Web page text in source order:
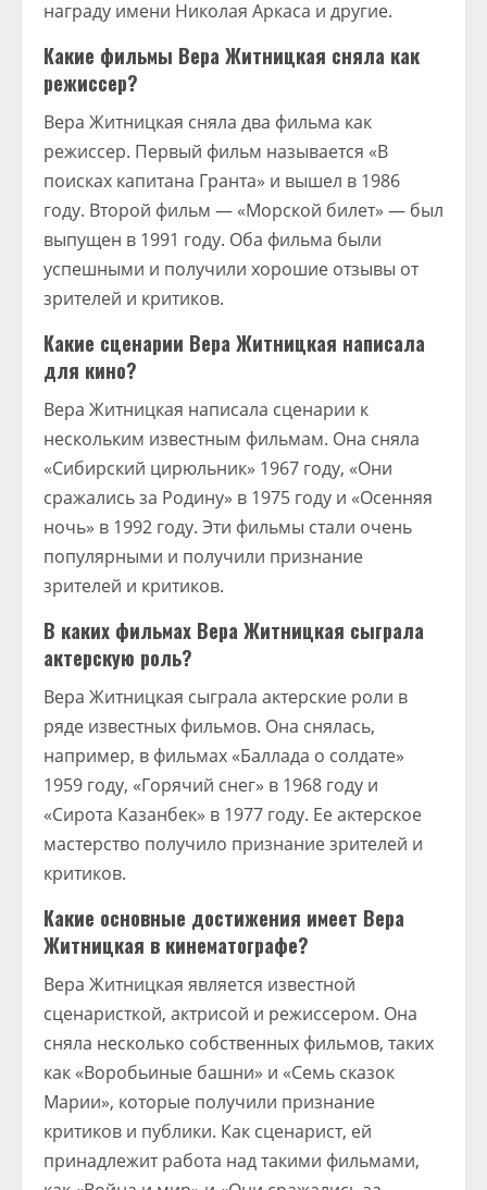
награду имени Николая Аркаса и другие.
Какие фильмы Вера Житницкая сняла как
режиссер?
Вера Житницкая сняла два фильма как
режиссер. Первый фильм называется «В
поисках капитана Гранта» и вышел в 1986
году. Второй фильм — «Морской билет» — был
выпущен в 1991 году. Оба фильма были
успешными и получили хорошие отзывы от
зрителей и критиков.
Какие сценарии Вера Житницкая написала
для кино?
Вера Житницкая написала сценарии к
нескольким известным фильмам. Она сняла
«Сибирский цирюльник» 1967 году, «Они
сражались за Родину» в 1975 году и «Осенняя
ночь» в 1992 году. Эти фильмы стали очень
популярными и получили признание
зрителей и критиков.
В каких фильмах Вера Житницкая сыграла
актерскую роль?
Вера Житницкая сыграла актерские роли в
ряде известных фильмов. Она снялась,
например, в фильмах «Баллада о солдате»
1959 году, «Горячий снег» в 1968 году и
«Сирота Казанбек» в 1977 году. Ее актерское
мастерство получило признание зрителей и
критиков.
Какие основные достижения имеет Вера
Житницкая в кинематографе?
Вера Житницкая является известной
сценаристкой, актрисой и режиссером. Она
сняла несколько собственных фильмов, таких
как «Воробьиные башни» и «Семь сказок
Марии», которые получили признание
критиков и публики. Как сценарист, ей
принадлежит работа над такими фильмами,